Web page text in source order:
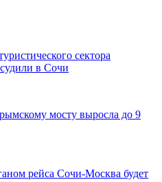
сектора
в Сочи
мосту выросла до 9
рейса Сочи-Москва будет